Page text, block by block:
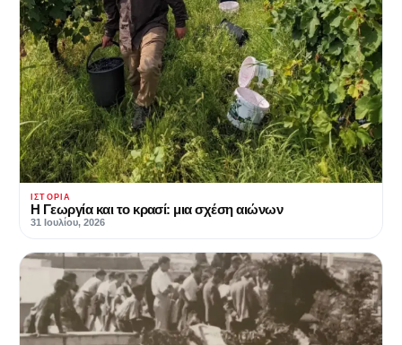
ΙΣΤΟΡΊΑ
Η Γεωργία και το κρασί: μια σχέση αιώνων
31 Ιουλίου, 2026